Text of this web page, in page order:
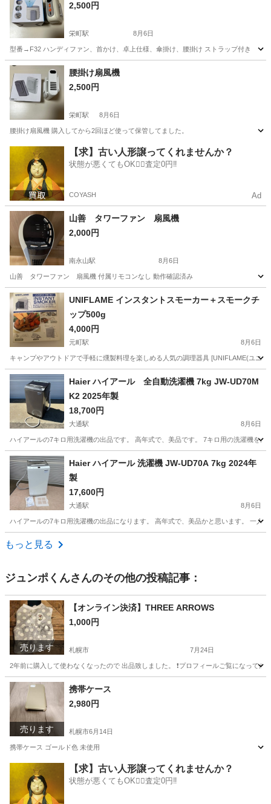
2,500円
栄町駅 8月6日
型番→F32 ハンディファン、首かけ、卓上仕様、傘掛け、腰掛け ストラップ付き
北海道 札幌市 栄町駅 季節、空調家電
腰掛け扇風機
2,500円
栄町駅 8月6日
腰掛け扇風機 購入してから2回ほど使って保管してました。
栄町駅 季節、空調家電
【求】古い人形譲ってくれませんか？
状態が悪くてもOK🙆‍♀️査定0円‼️
COYASH Ad
山善 タワーファン 扇風機
2,000円
南永山駅 8月6日
山善 タワーファン 扇風機 付属リモコンなし 動作確認済み
北海道 旭川市 季節、空調家電
UNIFLAME インスタントスモーカー＋スモークチ
ップ500g
4,000円
元町駅 8月6日
キャンプやアウトドアで手軽に燻製料理を楽しめる人気の調理器具 [UNIFLAME(ユニ
北海道 札幌市 Haier ハイアール 全自動洗濯機 7kg JW-UD70M
K2 2025年製
18,700円
大通駅 8月6日
ハイアールの7キロ用洗濯機の出品です。 高年式で、美品です。 7キロ用の洗濯機を
北海道 札幌市 生活家電 ハイアール
Haier ハイアール 洗濯機 JW-UD70A 7kg 2024年
製
17,600円
大通駅 8月6日
ハイアールの7キロ用洗濯機の出品になります。 高年式で、美品かと思います。 一人
北海道 札幌市
もっと見る
ジュンポくんさんのその他の投稿記事：
売ります
【オンライン決済】THREE ARROWS
1,000円
札幌市 7月24日
2年前に購入して使わなくなったので 出品致しました。 ❗プロフィールご覧になってか
北海道 札幌市 その他
売ります
携帯ケース
2,980円
札幌市6月14日
携帯ケース ゴールド色 未使用
携帯アクセサリー ケース
【求】古い人形譲ってくれませんか？
状態が悪くてもOK🙆‍♀️査定0円‼️